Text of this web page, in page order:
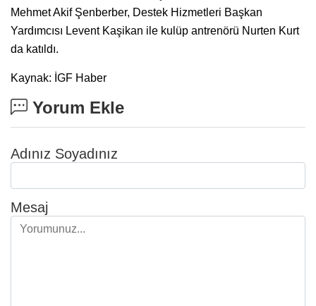
Mehmet Akif Şenberber, Destek Hizmetleri Başkan
Yardımcısı Levent Kaşikan ile kulüp antrenörü Nurten Kurt
da katıldı.
Kaynak: İGF Haber
Yorum Ekle
Adınız Soyadınız
Mesaj